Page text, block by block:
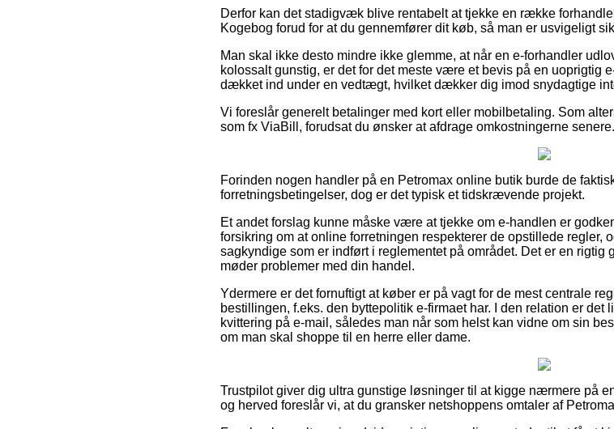
Derfor kan det stadigvæk blive rentabelt at tjekke en række
Kogebog forud for at du gennemfører dit køb, så man er usvigeligt
Man skal ikke desto mindre ikke glemme, at når en e-forhandler
kolossalt gunstig, er det for det meste være et bevis på en uoprigtig
dækket ind under en vedtægt, hvilket dækker dig imod snydagtige
Vi foreslår generelt betalinger med kort eller mobilbetaling. Som
som fx ViaBill, forudsat du ønsker at afdrage omkostningerne senere.
Forinden nogen handler på en Petromax online butik burde de
forretningsbetingelser, dog er det typisk et tidskrævende projekt.
Et andet forslag kunne måske være at tjekke om e-handlen er
forsikring om at online forretningen respekterer de opstillede regler,
sagkyndige som er indført i reglementet på området. Det er en rigtig
møder problemer med din handel.
Ydermere er det fornuftigt at køber er på vagt for de mest centrale
bestillingen, f.eks. den byttepolitik e-firmaet har. I den relation er det
kvittering på e-mail, således man når som helst kan vidne om sin
om man skal shoppe til en herre eller dame.
Trustpilot giver dig ultra gunstige løsninger til at kigge nærmere på
og herved foreslår vi, at du gransker netshoppens omtaler af